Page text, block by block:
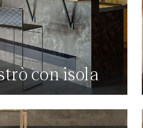
con isola